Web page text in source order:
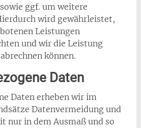
ggf. um weitere
wird gewährleistet,
Leistungen
und wir die Leistung
können.
Daten
Daten erheben wir im
Datenvermeidung und
nur in dem Ausmaß und so